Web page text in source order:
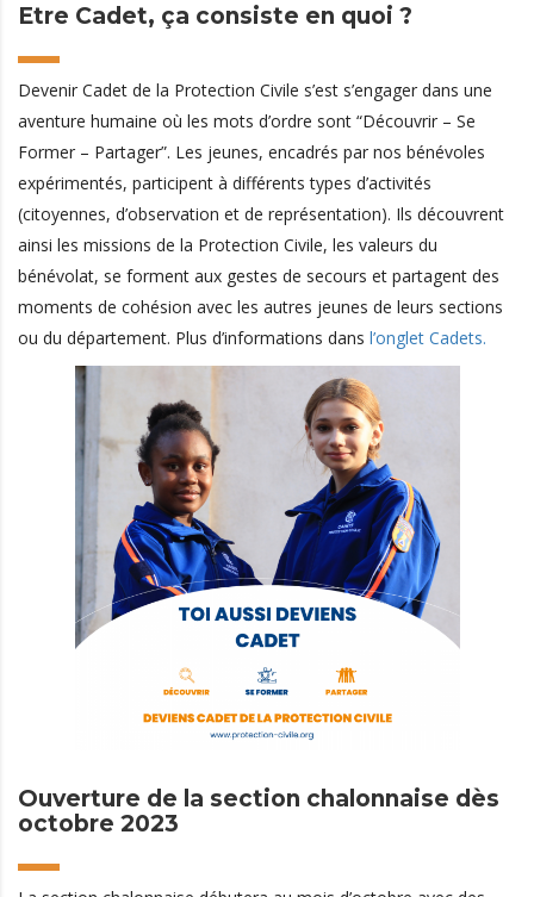
Etre Cadet, ça consiste en quoi ?
Devenir Cadet de la Protection Civile s’est s’engager dans une
aventure humaine où les mots d’ordre sont “Découvrir – Se
Former – Partager”. Les jeunes, encadrés par nos bénévoles
expérimentés, participent à différents types d’activités
(citoyennes, d’observation et de représentation). Ils découvrent
ainsi les missions de la Protection Civile, les valeurs du
bénévolat, se forment aux gestes de secours et partagent des
moments de cohésion avec les autres jeunes de leurs sections
ou du département. Plus d’informations dans l’onglet Cadets.
Ouverture de la section chalonnaise dès
octobre 2023